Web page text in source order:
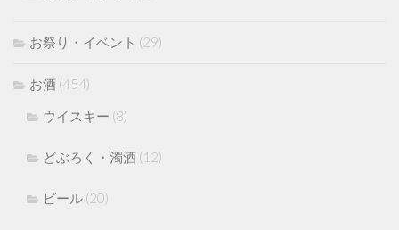
お祭り・イベント (29)
お酒 (454)
ウイスキー (8)
どぶろく・濁酒 (12)
ビール (20)